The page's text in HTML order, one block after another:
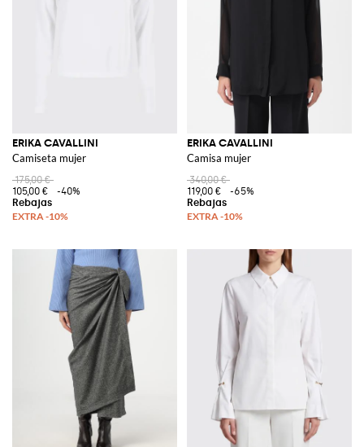
ERIKA CAVALLINI
Camiseta mujer
175,00 €
105,00 €
-40%
ERIKA CAVALLINI
Camisa mujer
340,00 €
119,00 €
-65%